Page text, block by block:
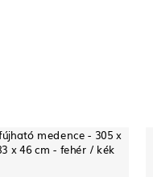
medence - 305 x
x 46 cm - fehér / kék